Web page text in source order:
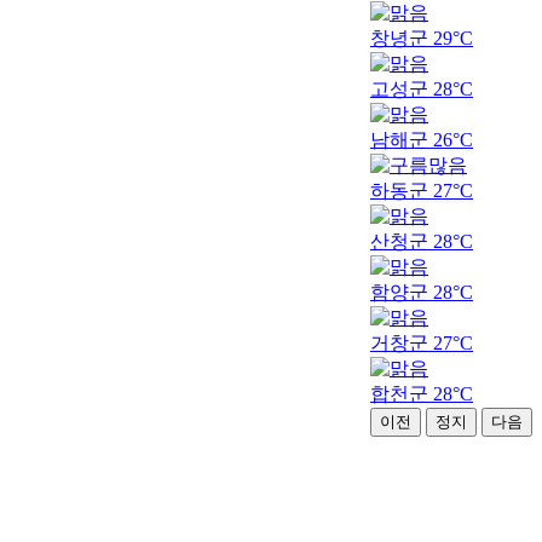
창녕군 29°C
고성군 28°C
남해군 26°C
하동군 27°C
산청군 28°C
함양군 28°C
거창군 27°C
합천군 28°C
이전 정지 다음